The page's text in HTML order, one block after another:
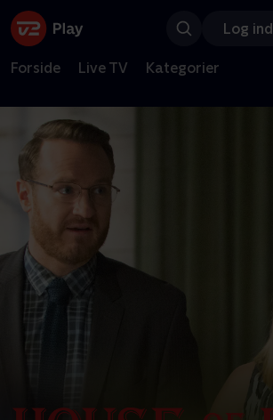
Log ind
Forside Live TV Kategorier